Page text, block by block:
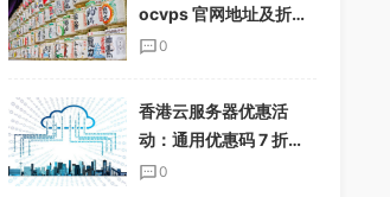
ocvps 官网地址及折扣
码分享
0
香港云服务器优惠活
动：通用优惠码 7 折，
半年付加送一个月，年
0